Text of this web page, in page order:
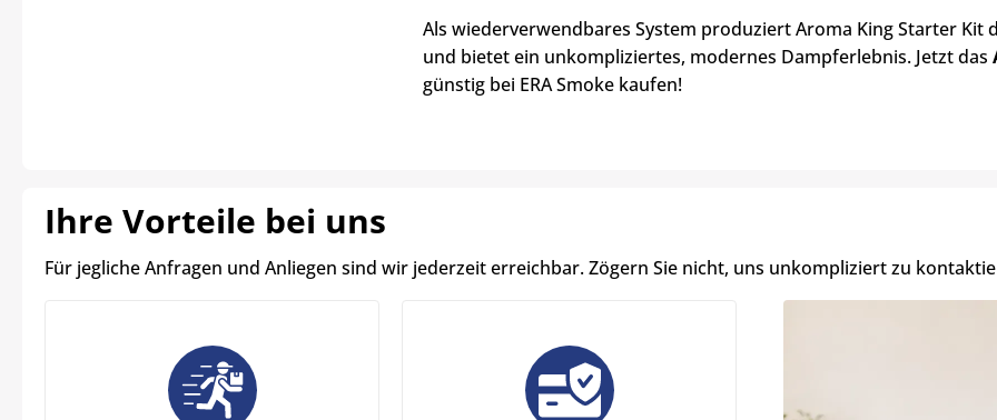
Als wiederverwendbares System produziert Aroma King Starter Kit
und bietet ein unkompliziertes, modernes Dampferlebnis. Jetzt das
günstig bei ERA Smoke kaufen!
Ihre Vorteile bei uns
Für jegliche Anfragen und Anliegen sind wir jederzeit erreichbar. Zögern Sie nicht, uns unkompliziert zu